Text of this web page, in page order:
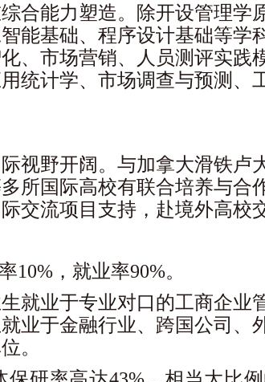
合能力塑造。除开设管理学
能基础、程序设计基础等学
、市场营销、人员测评实践
统计学、市场调查与预测、
视野开阔。与加拿大滑铁卢
所国际高校有联合培养与合
交流项目支持，赴境外高校
10% ，就业率90%。
就业于专业对口的工商企业
业于金融行业、跨国公司、
。